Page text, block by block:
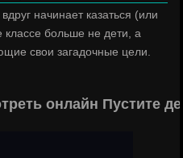
начинает казаться (или
классе больше не дети, а
свои загадочные цели.
онлайн Пустите